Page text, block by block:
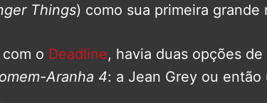
Things) como sua primeira
o Deadline, havia duas opções
Aranha 4: a Jean Grey ou então